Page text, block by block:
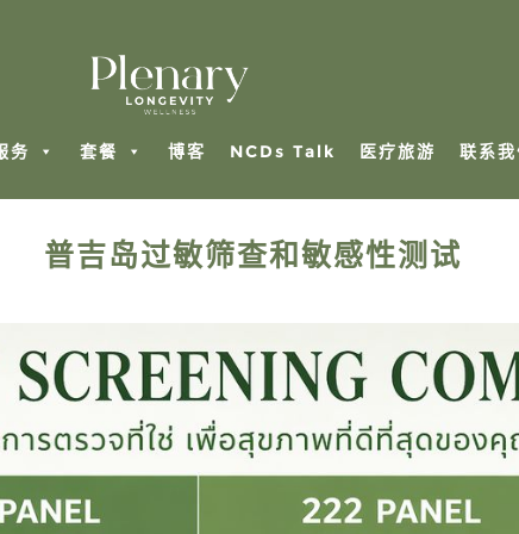
务 套餐 博客 NCDs Talk 医疗旅游 联系
普吉岛过敏筛查和敏感性测试